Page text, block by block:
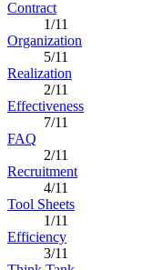
Contract
1/11
Organization
5/11
Realization
2/11
Effectiveness
7/11
FAQ
2/11
Recruitment
4/11
Tool Sheets
1/11
Efficiency
3/11